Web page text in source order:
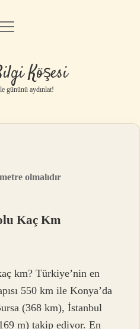
Uyarı
menüyü
Köşesi
gününü aydınlat!
olmalıdır
Kaç Km
km? Türkiye’nin en
550 km ile Konya’da
(368 km), İstanbul
m) takip ediyor. En